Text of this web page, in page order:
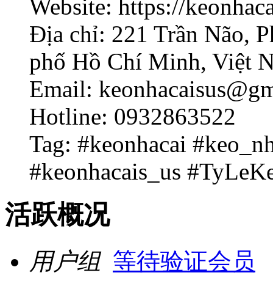
Website: https://
Địa chỉ: 221 Trần Não,
phố Hồ Chí Minh, Việt
Email:
Hotline: 0932863522
Tag: #keonhacai
#keonhacais_us
活跃概况
用户组 等待验证会员